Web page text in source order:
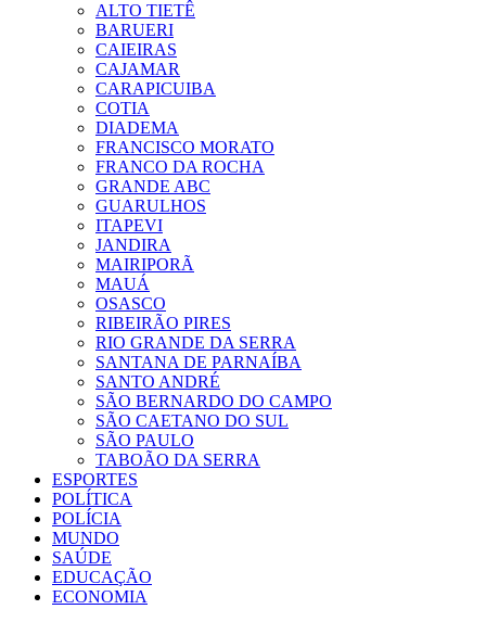
ALTO TIETÊ
BARUERI
CAIEIRAS
CAJAMAR
CARAPICUIBA
COTIA
DIADEMA
FRANCISCO MORATO
FRANCO DA ROCHA
GRANDE ABC
GUARULHOS
ITAPEVI
JANDIRA
MAIRIPORÃ
MAUÁ
OSASCO
RIBEIRÃO PIRES
RIO GRANDE DA SERRA
SANTANA DE PARNAÍBA
SANTO ANDRÉ
SÃO BERNARDO DO CAMPO
SÃO CAETANO DO SUL
SÃO PAULO
TABOÃO DA SERRA
ESPORTES
POLÍTICA
POLÍCIA
MUNDO
SAÚDE
EDUCAÇÃO
ECONOMIA